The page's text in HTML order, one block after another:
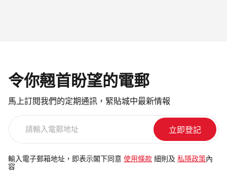
令你翹首盼望的電郵
馬上訂閱我們的定期通訊，緊貼城中最新情報
電
郵
輸入電子郵箱地址，即表示閣下同意 使用條款 細則及 私隱政策 內
容